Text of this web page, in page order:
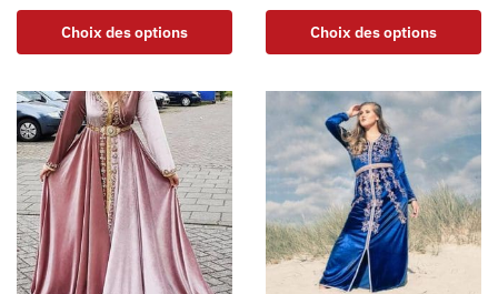
Choix des options Choix des options